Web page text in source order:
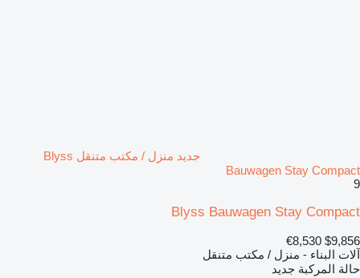
جديد منزل / مكتب متنقل Blyss
Bauwagen Stay Compact
9
Blyss Bauwagen Stay Compact
$9,856
€8,530
آلات البناء - منزل / مكتب متنقل
حالة المركبة جديد